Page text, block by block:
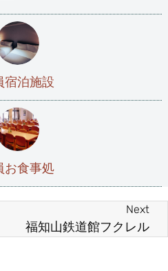
宿泊施設
お食事処
Next
福知山鉄道館フクレル